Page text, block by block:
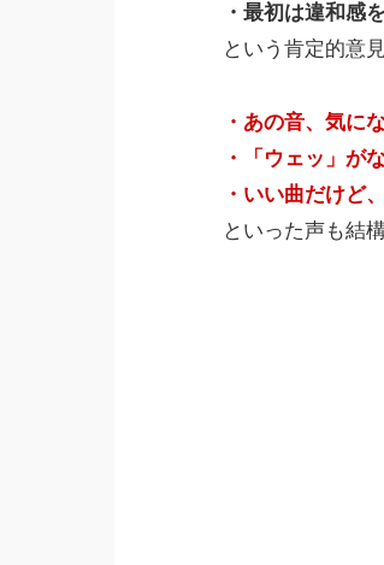
・最初は違和感
という肯定的意
・あの音、気に
・「ウェッ」が
・いい曲だけど
といった声も結